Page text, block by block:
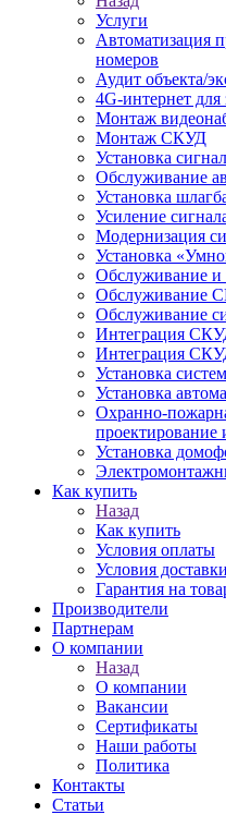
Услуги
Автоматизация
номеров
Аудит объекта/
4G-интернет для
Монтаж
Монтаж СКУД
Установка
Обслуживание
Установка
Усиление
Модернизация
Установка
Обслуживание и
Обслуживание
Обслуживание
Интеграция
Интеграция
Установка
Установка
Охранно-
проектирование
Установка
Как купить
Назад
Как купить
Условия оплаты
Условия доставки
Гарантия на
Производители
Партнерам
О компании
Назад
О компании
Вакансии
Сертификаты
Наши работы
Политика
Контакты
Статьи